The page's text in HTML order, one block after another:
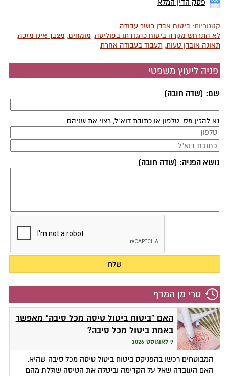
פסק הדין המלא
קטגוריות:ביטוח אבדן כושר עבודה,
לא התרחש מקרה ביטוח כהגדרתו בפוליסה, מומחים, מצבך אינו מזכה,
תאונה אובדן טעות,תעבוד בעבודה אחרת
פניה ליעוץ משפטי
שם: (שדה חובה)
נא להזין מס. טלפון או כתובת דוא"ל, רצוי את שניהם
נושא הפניה: (שדה חובה)
טרי מן המדף
האם "ביטוח ביטול טיסה מכל סיבה" מאפשר
באמת ביטול מכל סיבה?
9 לאוגוסט 2026
המבוטחים רכשו בהפניקס ביטוח ביטול טיסה מכל סיבה שהיא.
האם העובדה שאל על הקדימה וביטלה את הטיסה שוללת מהם